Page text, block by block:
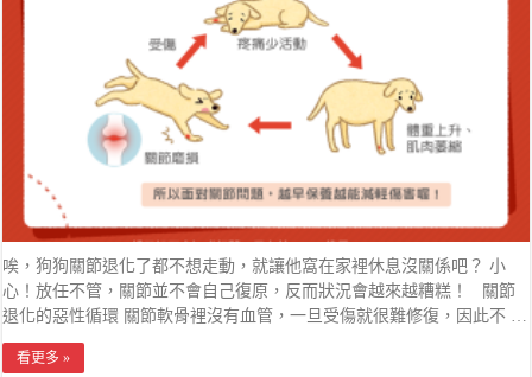
唉，狗狗關節退化了都不想走動，就讓他窩在家裡休息沒關係吧？ 小
心！放任不管，關節並不會自己復原，反而狀況會越來越糟糕！ 關節
退化的惡性循環 關節軟骨裡沒有血管，一旦受傷就很難修復，因此不 …
看更多 »